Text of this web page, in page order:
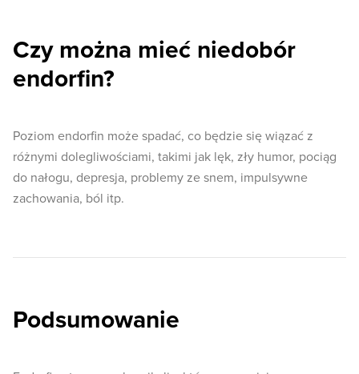
Czy można mieć niedobór
endorfin?
Poziom endorfin może spadać, co będzie się wiązać z
różnymi dolegliwościami, takimi jak lęk, zły humor, pociąg
do nałogu, depresja, problemy ze snem, impulsywne
zachowania, ból itp.
Podsumowanie